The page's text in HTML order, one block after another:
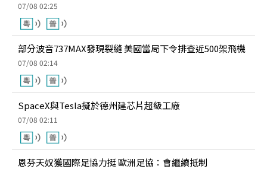
07/08 02:25
部分波音737MAX發現裂縫 美國當局下令排查近500架飛機
07/08 02:14
SpaceX與Tesla擬於德州建芯片超級工廠
07/08 02:11
恩芬天奴獲國際足協力挺 歐洲足協：會繼續抵制